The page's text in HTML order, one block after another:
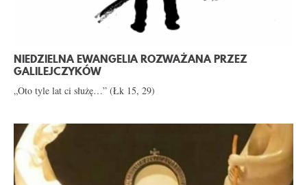
NIEDZIELNA EWANGELIA ROZWAŻANA PRZEZ
GALILEJCZYKÓW
„Oto tyle lat ci służę…” (Łk 15, 29)